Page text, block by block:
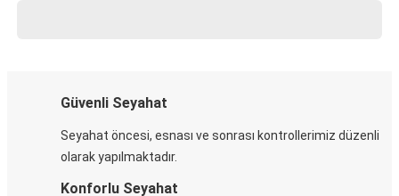
Güvenli Seyahat
Seyahat öncesi, esnası ve sonrası kontrollerimiz düzenli
olarak yapılmaktadır.
Konforlu Seyahat